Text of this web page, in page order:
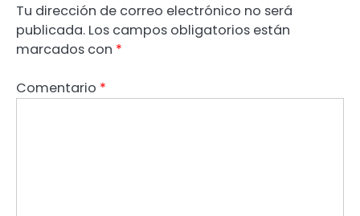
Tu dirección de correo electrónico no será
publicada. Los campos obligatorios están
marcados con *
Comentario *